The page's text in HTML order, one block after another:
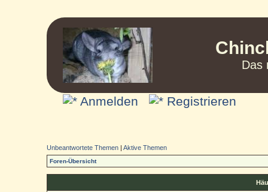
Das
Anmelden Registrieren
Unbeantwortete Themen |Aktive Themen
Foren-Übersicht